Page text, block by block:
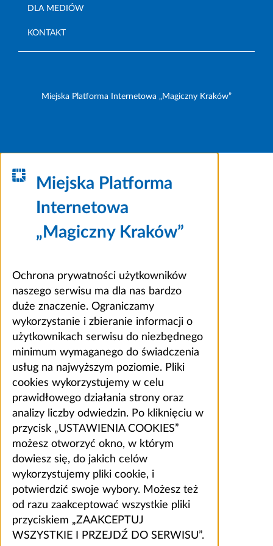
DLA MEDIÓW
KONTAKT
Miejska Platforma Internetowa „Magiczny Kraków”
Miejska Platforma
Internetowa
„Magiczny Kraków”
Ochrona prywatności użytkowników
naszego serwisu ma dla nas bardzo
duże znaczenie. Ograniczamy
wykorzystanie i zbieranie informacji o
użytkownikach serwisu do niezbędnego
minimum wymaganego do świadczenia
usług na najwyższym poziomie. Pliki
cookies wykorzystujemy w celu
prawidłowego działania strony oraz
analizy liczby odwiedzin. Po kliknięciu w
przycisk „USTAWIENIA COOKIES”
możesz otworzyć okno, w którym
dowiesz się, do jakich celów
wykorzystujemy pliki cookie, i
potwierdzić swoje wybory. Możesz też
od razu zaakceptować wszystkie pliki
przyciskiem „ZAAKCEPTUJ
WSZYSTKIE I PRZEJDŹ DO SERWISU”.